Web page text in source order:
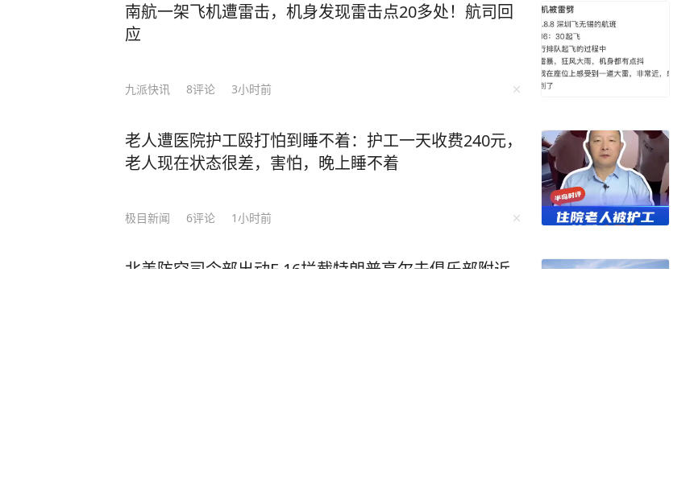
（受访者供图） 李伟医生表示，患者胃壁布满溃疡和糜烂点，
但比较幸运的一点是，钉子没有将胃戳穿，也没有掉进肠道，
性。”他表示，患者术后恢复良好，情况比较稳定。此前他们也
火机的，但像此次吞食180颗钉子的，还是第一次遇到。 随
后，记者联系到了患者家属。其介绍，男子患有多年的精神疾
病，自己也不清楚他为何吞食这么多钉子。 李医生提醒，吞食
行排出”。消化道存在贲门、幽门、回盲瓣及结肠生理弯曲等多
管或肠壁划伤、穿孔，进而引发腹膜炎，甚至危及生命。 （来
南航一架飞机遭雷击，机身发现雷击点20多处！航司回
应
九派快讯 8评论 3小时前
老人遭医院护工殴打怕到睡不着：护工一天收费240元，
老人现在状态很差，害怕，晚上睡不着
极目新闻 6评论 1小时前
北美防空司令部出动F-16拦截特朗普高尔夫俱乐部附近